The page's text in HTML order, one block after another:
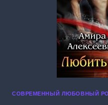
СОВРЕМЕННЫЙ ЛЮБОВНЫЙ